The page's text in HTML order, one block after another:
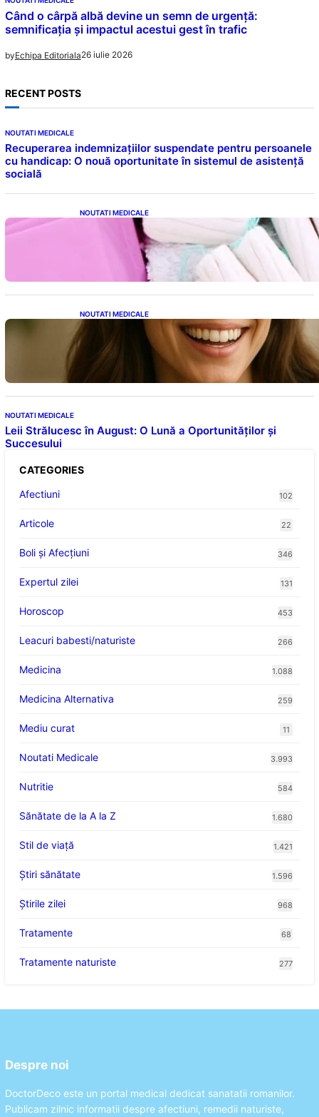
Când o cârpă albă devine un semn de urgență:
semnificația și impactul acestui gest în trafic
byEchipa Editoriala26 iulie 2026
RECENT POSTS
NOUTATI MEDICALE
Recuperarea indemnizațiilor suspendate pentru persoanele
cu handicap: O nouă oportunitate în sistemul de asistență
socială
NOUTATI MEDICALE
Tampoanele menstruale: O analiză profundă
a riscurilor legate de metale toxice
NOUTATI MEDICALE
Ceaiul – Băutura care protejează inima:
Descoperiri recente despre beneficiile
consumului zilnic
NOUTATI MEDICALE
Leii Strălucesc în August: O Lună a Oportunităților și
Succesului
CATEGORIES
Afectiuni
102
Articole 22
Boli și Afecțiuni 346
Expertul zilei 131
Horoscop 453
Leacuri babesti/naturiste 266
Medicina 1.088
Medicina Alternativa 259
Mediu curat 11
Noutati Medicale 3.993
Nutritie 584
Sănătate de la A la Z 1.680
Stil de viaţă 1.421
Ştiri sănătate 1.596
Știrile zilei 968
Tratamente 68
Tratamente naturiste 277
Despre noi
DoctorDeco este un portal medical dedicat sanatatii romanilor.
Publicam zilnic informatii despre afectiuni, remedii naturiste,